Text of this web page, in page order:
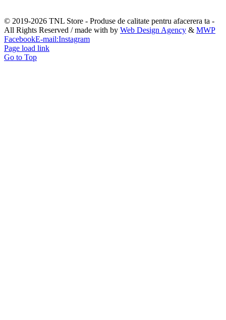
© 2019-2026 TNL Store - Produse de calitate pentru afacerera ta -
All Rights Reserved / made with by Web Design Agency & MWP
FacebookE-mail:Instagram
Page load link
Go to Top